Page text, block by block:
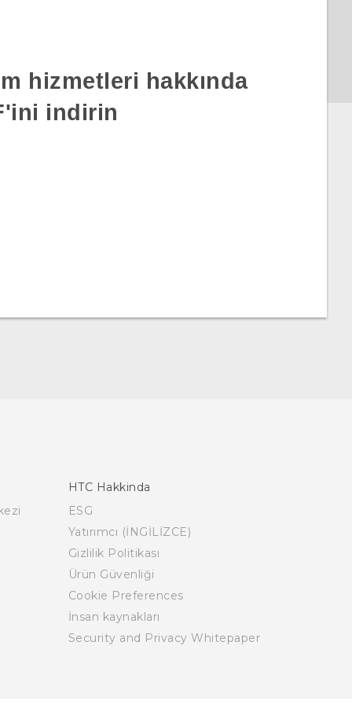
hizmetleri hakkında
indirin
HTC Hakkinda
ESG
Yatırımcı (İNGİLİZCE)
Gizlilik Politikası
Ürün Güvenliği
Cookie Preferences
İnsan kaynakları
Security and Privacy Whitepaper